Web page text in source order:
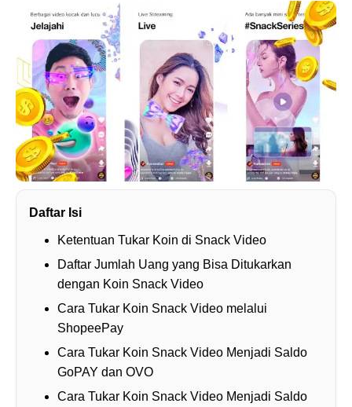
Daftar Isi
Ketentuan Tukar Koin di Snack Video
Daftar Jumlah Uang yang Bisa Ditukarkan
dengan Koin Snack Video
Cara Tukar Koin Snack Video melalui
ShopeePay
Cara Tukar Koin Snack Video Menjadi Saldo
GoPAY dan OVO
Cara Tukar Koin Snack Video Menjadi Saldo